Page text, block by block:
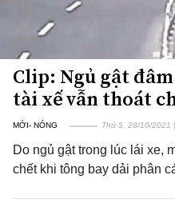
Clip: Ngủ gật
tài xế vẫn thoát
MỚI- NÓNG Thứ 5, 28/10/2021
Do ngủ gật trong lúc lái xe,
chết khi tông bay dải phân